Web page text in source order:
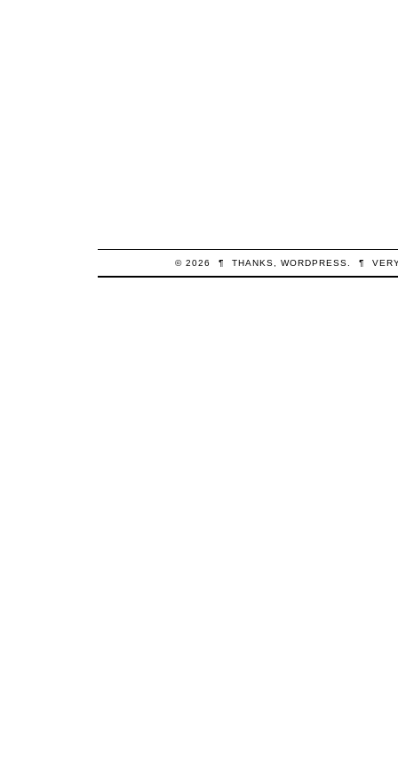
© 2026 ¶ THANKS, WORDPRESS ¶